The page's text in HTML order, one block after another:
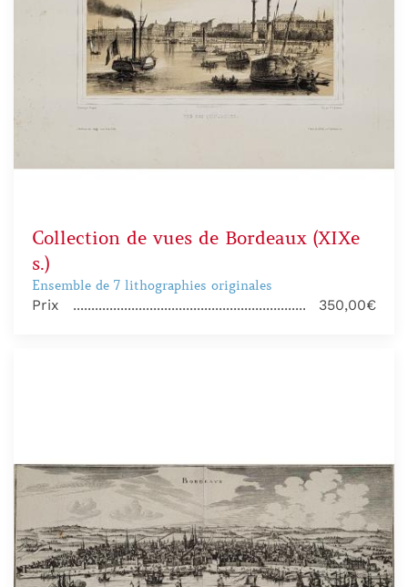
Collection de vues de Bordeaux (XIXe
s.)
Ensemble de 7 lithographies originales
Prix 350,00€